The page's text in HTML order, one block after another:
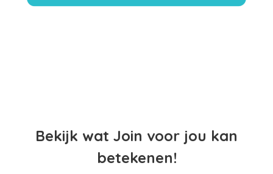
Bekijk wat Join voor jou kan
betekenen!